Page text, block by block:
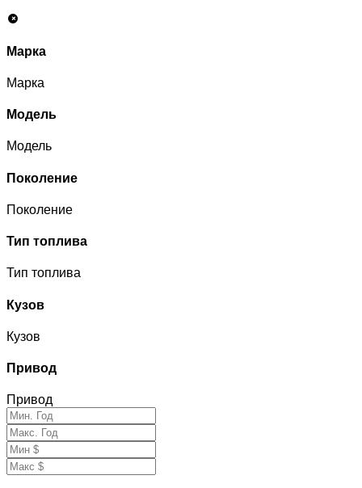
Марка
Марка
Модель
Модель
Поколение
Поколение
Тип топлива
Тип топлива
Кузов
Кузов
Привод
Привод